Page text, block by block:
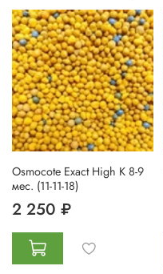
Osmocote Exact High K 8-9
мес. (11-11-18)
2 250 ₽